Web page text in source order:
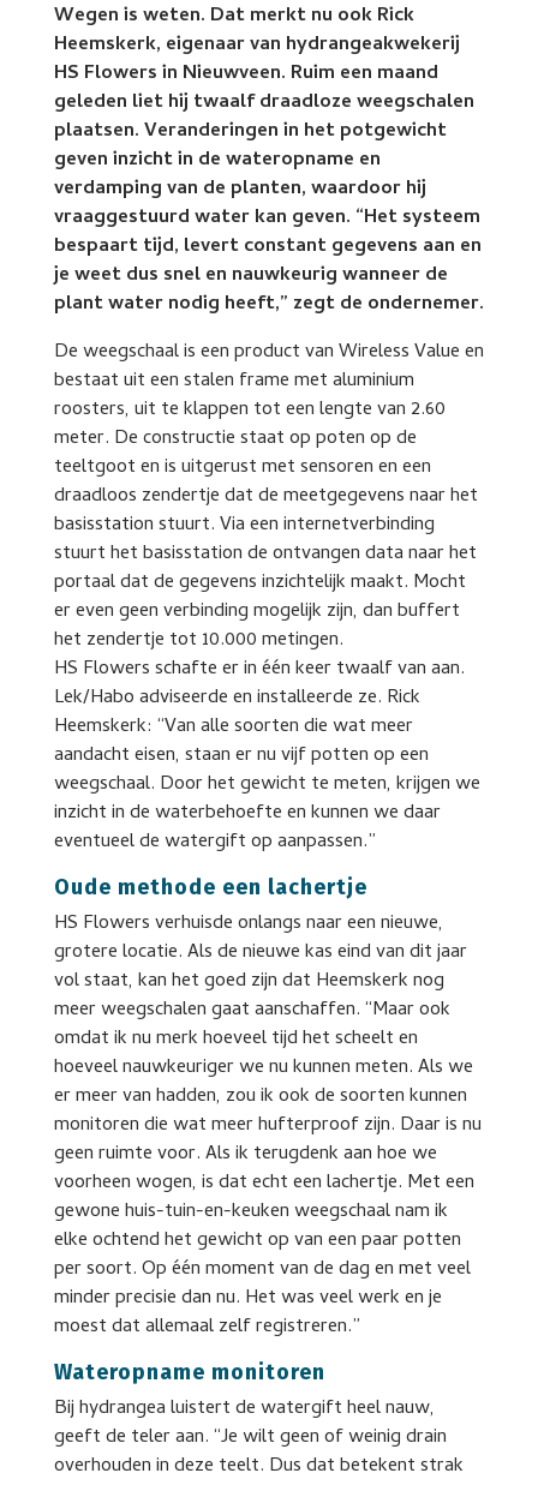
Wegen is weten. Dat merkt nu ook Rick
Heemskerk, eigenaar van hydrangeakwekerij
HS Flowers in Nieuwveen. Ruim een maand
geleden liet hij twaalf draadloze weegschalen
plaatsen. Veranderingen in het potgewicht
geven inzicht in de wateropname en
verdamping van de planten, waardoor hij
vraaggestuurd water kan geven. “Het systeem
bespaart tijd, levert constant gegevens aan en
je weet dus snel en nauwkeurig wanneer de
plant water nodig heeft,” zegt de ondernemer.
De weegschaal is een product van Wireless Value en
bestaat uit een stalen frame met aluminium
roosters, uit te klappen tot een lengte van 2.60
meter. De constructie staat op poten op de
teeltgoot en is uitgerust met sensoren en een
draadloos zendertje dat de meetgegevens naar het
basisstation stuurt. Via een internetverbinding
stuurt het basisstation de ontvangen data naar het
portaal dat de gegevens inzichtelijk maakt. Mocht
er even geen verbinding mogelijk zijn, dan buffert
het zendertje tot 10.000 metingen.
HS Flowers schafte er in één keer twaalf van aan.
Lek/Habo adviseerde en installeerde ze. Rick
Heemskerk: “Van alle soorten die wat meer
aandacht eisen, staan er nu vijf potten op een
weegschaal. Door het gewicht te meten, krijgen we
inzicht in de waterbehoefte en kunnen we daar
eventueel de watergift op aanpassen.”
Oude methode een lachertje
HS Flowers verhuisde onlangs naar een nieuwe,
grotere locatie. Als de nieuwe kas eind van dit jaar
vol staat, kan het goed zijn dat Heemskerk nog
meer weegschalen gaat aanschaffen. “Maar ook
omdat ik nu merk hoeveel tijd het scheelt en
hoeveel nauwkeuriger we nu kunnen meten. Als we
er meer van hadden, zou ik ook de soorten kunnen
monitoren die wat meer hufterproof zijn. Daar is nu
geen ruimte voor. Als ik terugdenk aan hoe we
voorheen wogen, is dat echt een lachertje. Met een
gewone huis-tuin-en-keuken weegschaal nam ik
elke ochtend het gewicht op van een paar potten
per soort. Op één moment van de dag en met veel
minder precisie dan nu. Het was veel werk en je
moest dat allemaal zelf registreren.”
Wateropname monitoren
Bij hydrangea luistert de watergift heel nauw,
geeft de teler aan. “Je wilt geen of weinig drain
overhouden in deze teelt. Dus dat betekent strak